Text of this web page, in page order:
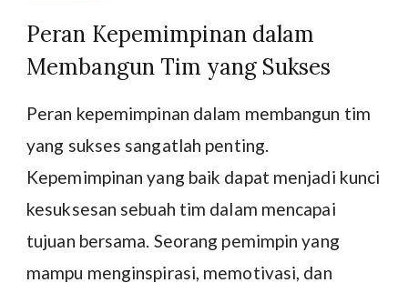
Peran Kepemimpinan dalam
Membangun Tim yang Sukses
Peran kepemimpinan dalam membangun tim
yang sukses sangatlah penting.
Kepemimpinan yang baik dapat menjadi kunci
kesuksesan sebuah tim dalam mencapai
tujuan bersama. Seorang pemimpin yang
mampu menginspirasi, memotivasi, dan